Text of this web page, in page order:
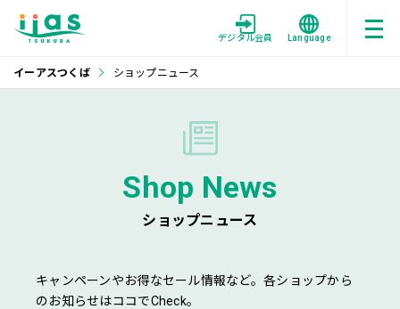
デジタル会員 Language
イーアスつくば ショップニュース
Shop News
ショップニュース
キャンペーンやお得なセール情報など。各ショップから
のお知らせはココでCheck。